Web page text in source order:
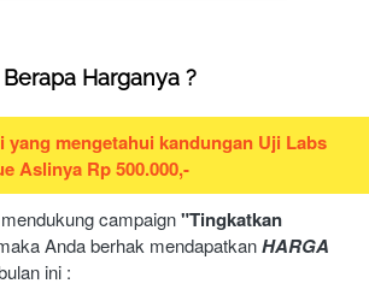
Berapa Harganya ?
yang mengetahui kandungan Uji Labs
Aslinya Rp 500.000,-
campaign "Tingkatkan
Anda berhak mendapatkan HARGA
ini :